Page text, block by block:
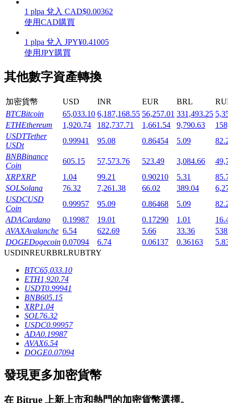
一鍵質押鎖定高收益
Launchpool
活期質押獲得熱門資產
鎖倉BTR
輕鬆獲得多重福利
借貸寶
借貸數字貨幣，及時且安全的服務
1 plpa 兌入 CAD$0.00362
使用CAD購買
1 plpa 兌入 JPY¥0.41005
使用JPY購買
其他數字資產轉換
加密貨幣 USD INR EUR BRL
BTCBitcoin 65,033.10 6,187,168.55 56,257.01 331,493.25
ETHEthereum 1,920.74 182,737.71 1,661.54 9,790.63
USDTTether
USDt
0.99941 95.08 0.86454 5.09
BNBBinance
Coin
605.15 57,573.76 523.49 3,084.66
XRPXRP 1.04 99.21 0.90210 5.31
SOLSolana 76.32 7,261.38 66.02 389.04
USDCUSD
Coin
0.99957 95.09 0.86468 5.09
ADACardano 0.19987 19.01 0.17290 1.01
AVAXAvalanche 6.54 622.69 5.66 33.36
DOGEDogecoin 0.07094 6.74 0.06137 0.36163
USDINREURBRLRUBTRY
BTC65,033.10
ETH1,920.74
USDT0.99941
BNB605.15
XRP1.04
SOL76.32
USDC0.99957
ADA0.19987
AVAX6.54
DOGE0.07094
發現更多加密貨幣
在 Bitrue 上新上市和熱門的加密貨幣選擇。